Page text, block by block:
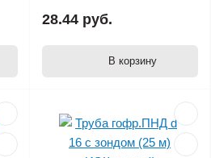
28.44 руб.
В корзину